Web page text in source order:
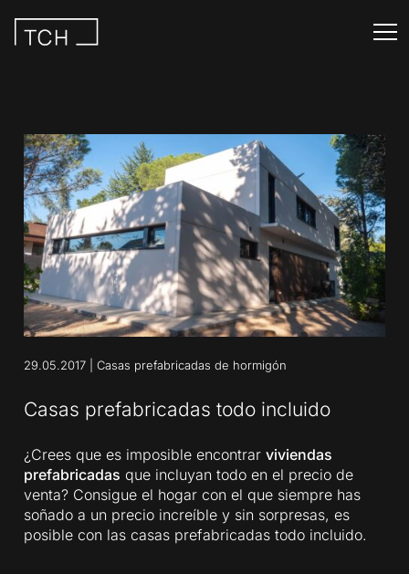
29.05.2017 |Casas prefabricadas de hormigón
Casas prefabricadas todo incluido
¿Crees que es imposible encontrarviviendas
prefabricadas que incluyan todo en el precio de
venta? Consigue el hogar con el que siempre has
soñado a un precio increíble y sin sorpresas, es
posible con las casas prefabricadas todo incluido.